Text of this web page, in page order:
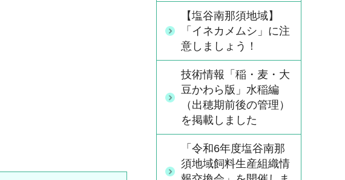
【塩谷南那須地域】
「イネカメムシ」に注
意しましょう！
技術情報「稲・麦・大
豆かわら版」水稲編
（出穂期前後の管理）
を掲載しました
「令和6年度塩谷南那
須地域飼料生産組織情